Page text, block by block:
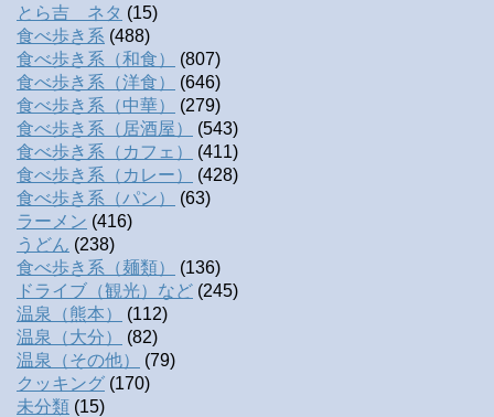
とら吉 ネタ (15)
食べ歩き系 (488)
食べ歩き系（和食）
(807)
食べ歩き系（洋食）
(646)
食べ歩き系（中華）
(279)
食べ歩き系（居酒屋）
(543)
食べ歩き系（カフェ）
(411)
食べ歩き系（カレー）
(428)
食べ歩き系（パン）
(63)
ラーメン (416)
うどん (238)
食べ歩き系（麺類）
(136)
ドライブ（観光）など (245)
温泉（熊本）
(112)
温泉（大分）
(82)
温泉（その他）
(79)
クッキング (170)
未分類 (15)